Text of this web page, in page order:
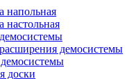
напольная
настольная
демосистемы
доски